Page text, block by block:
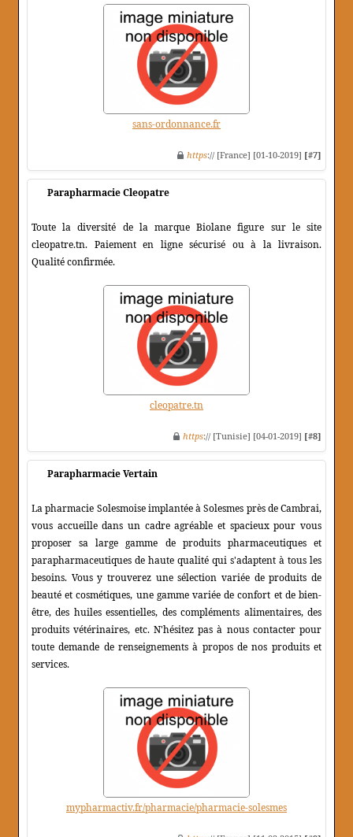
sans-ordonnance.fr
https:// [France] [01-10-2019] [#7]
Parapharmacie Cleopatre
Toute la diversité de la marque Biolane figure sur le site
cleopatre.tn. Paiement en ligne sécurisé ou à la livraison.
Qualité confirmée.
cleopatre.tn
https:// [Tunisie] [04-01-2019] [#8]
Parapharmacie Vertain
La pharmacie Solesmoise implantée à Solesmes près de Cambrai,
vous accueille dans un cadre agréable et spacieux pour vous
proposer sa large gamme de produits pharmaceutiques et
parapharmaceutiques de haute qualité qui s'adaptent à tous les
besoins. Vous y trouverez une sélection variée de produits de
beauté et cosmétiques, une gamme variée de confort et de bien-
être, des huiles essentielles, des compléments alimentaires, des
produits vétérinaires, etc. N'hésitez pas à nous contacter pour
toute demande de renseignements à propos de nos produits et
services.
mypharmactiv.fr/pharmacie/pharmacie-solesmes